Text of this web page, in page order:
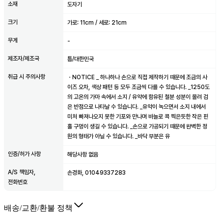
소재 도자기
크기 가로: 11cm / 세로: 21cm
무게 -
제조자/제조국 틈/대한민국
취급 시 주의사항
ㆍNOTICE _ 하나하나 손으로 직접 제작하기 때문에 조금의 사
이즈 오차, 색상 패턴 등 모두 조금씩 다를 수 있습니다. _1250도
의 고온의 가마 속에서 소지 / 유약에 함유된 철분 성분이 몰려 검
은 반점으로 나타날 수 있습니다. _유약이 녹으면서 소지 내에서
미처 빠져나오지 못한 기포와 만나며 바늘로 콕 찍은듯한 작은 핀
홀 구멍이 생길 수 있습니다. _손으로 가공되기 때문에 완벽한 정
원의 형태가 아닐 수 있습니다. _바닥 부분은 유
인증/허가 사항 해당사항 없음
A/S 책임자,
전화번호
손경화, 01049337283
배송/교환/환불 정책